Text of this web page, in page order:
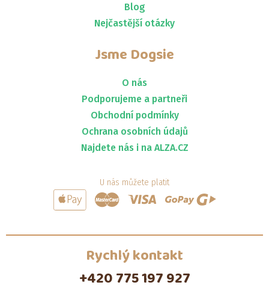
Blog
Nejčastější otázky
Jsme Dogsie
O nás
Podporujeme a partneři
Obchodní podmínky
Ochrana osobních údajů
Najdete nás i na ALZA.CZ
U nás můžete platit
Rychlý kontakt
+420 775 197 927